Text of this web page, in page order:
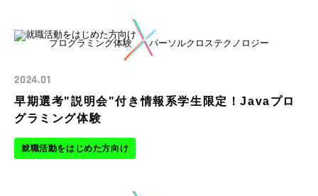
プログラミング体験 パーソルクロステクノロジー
2024.01
早期選考"説明会"付き情報系学生限定！Javaプロ
グラミング体験
就職活動をはじめた方向け